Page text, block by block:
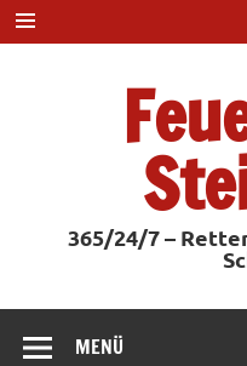
Zum
Inhalt
springen
365/24/7 –
MENÜ